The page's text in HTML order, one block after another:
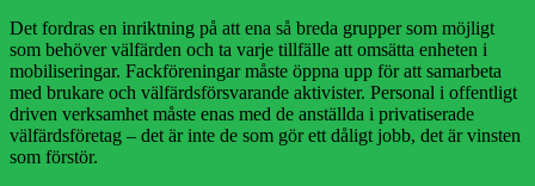
Det fordras en inriktning på att ena så breda grupper som möjligt
som behöver välfärden och ta varje tillfälle att omsätta enheten i
mobiliseringar. Fackföreningar måste öppna upp för att samarbeta
med brukare och välfärdsförsvarande aktivister. Personal i offentligt
driven verksamhet måste enas med de anställda i privatiserade
välfärdsföretag – det är inte de som gör ett dåligt jobb, det är vinsten
som förstör.